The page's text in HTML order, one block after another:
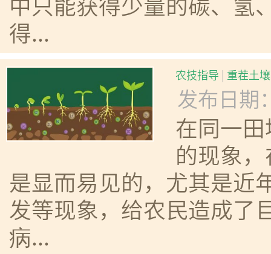
得...
农技指导 | 重茬土
发布日期
在同一
的现象
是显而易见的，尤其是近
发等现象，给农民造成了
病...